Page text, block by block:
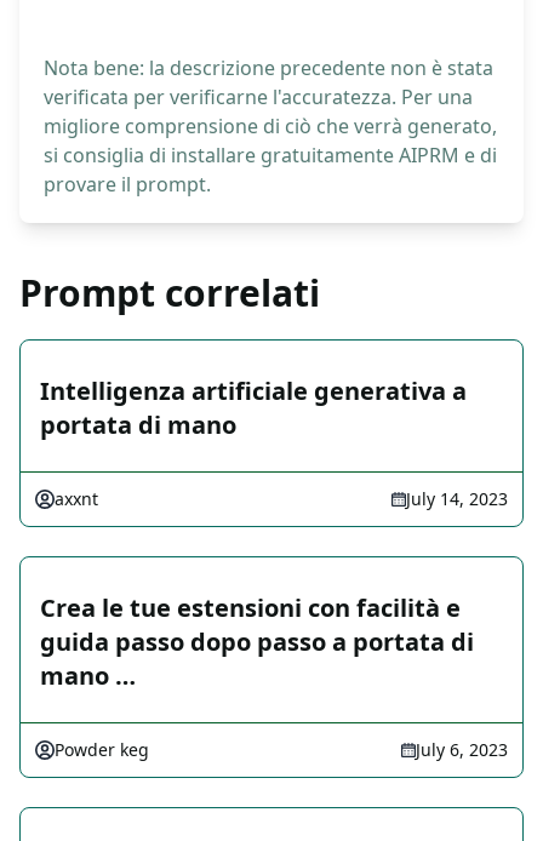
Nota bene: la descrizione precedente non è stata
verificata per verificarne l'accuratezza. Per una
migliore comprensione di ciò che verrà generato,
si consiglia di installare gratuitamente AIPRM e di
provare il prompt.
Prompt correlati
Intelligenza artificiale generativa a
portata di mano
axxnt July 14, 2023
Crea le tue estensioni con facilità e
guida passo dopo passo a portata di
mano …
Powder keg July 6, 2023